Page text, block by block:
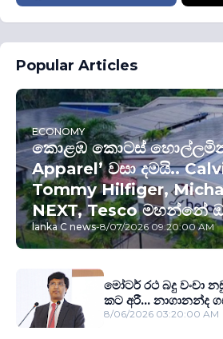
Popular Articles
ECONOMY
කොළඹ කොටස් හොල්ලමින්
Apparel’ වසා දමයි..
Tommy Hilfiger,
NEXT, Tesco මහන්නේ
lanka C news-8/07/2026 09:20:00 AM
මෝටර් රථ බදු වංචා
කට අරී... නාගානන්ද
8/06/2026 03:20:00 AM